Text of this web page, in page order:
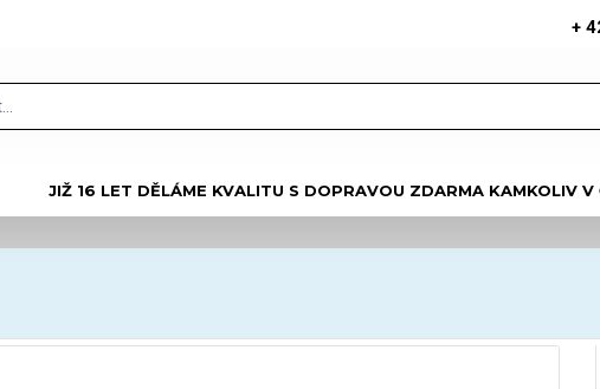
+
JIŽ 16 LET DĚLÁME KVALITU S DOPRAVOU ZDARMA KAMKOLIV V